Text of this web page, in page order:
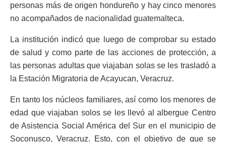
personas más de origen hondureño y hay cinco menores
no acompañados de nacionalidad guatemalteca.
La institución indicó que luego de comprobar su estado
de salud y como parte de las acciones de protección, a
las personas adultas que viajaban solas se les trasladó a
la Estación Migratoria de Acayucan, Veracruz.
En tanto los núcleos familiares, así como los menores de
edad que viajaban solos se les llevó al albergue Centro
de Asistencia Social América del Sur en el municipio de
Soconusco, Veracruz. Esto, con el objetivo de que se